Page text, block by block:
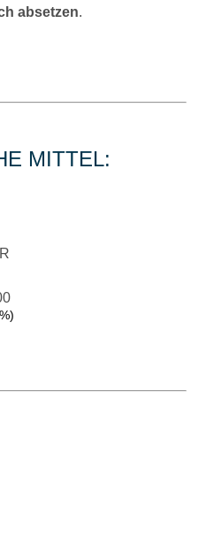
absetzen.
MITTEL: